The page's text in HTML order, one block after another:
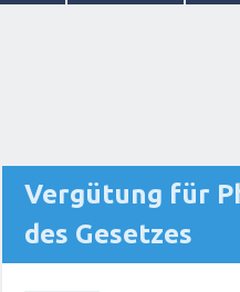
Vergütung für
des Gesetzes